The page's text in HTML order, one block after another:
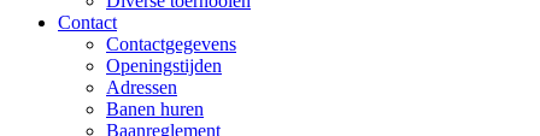
Contact
Contactgegevens
Openingstijden
Adressen
Banen huren
Baanreglement